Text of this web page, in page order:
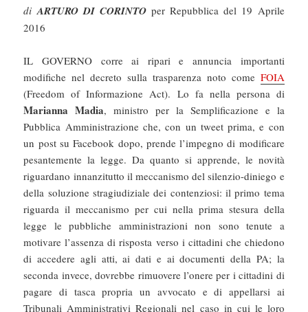
diARTURO DI CORINTOper Repubblica del 19 Aprile
2016
IL GOVERNO corre ai ripari e annuncia importanti
modifiche nel decreto sulla trasparenza noto come FOIA
(Freedom of Informazione Act). Lo fa nella persona di
Marianna Madia, ministro per la Semplificazione e la
Pubblica Amministrazione che, con un tweet prima, e con
un post su Facebook dopo, prende l’impegno di modificare
pesantemente la legge. Da quanto si apprende, le novità
riguardano innanzitutto il meccanismo del silenzio-diniego e
della soluzione stragiudiziale dei contenziosi: il primo tema
riguarda il meccanismo per cui nella prima stesura della
legge le pubbliche amministrazioni non sono tenute a
motivare l’assenza di risposta verso i cittadini che chiedono
di accedere agli atti, ai dati e ai documenti della PA; la
seconda invece, dovrebbe rimuovere l’onere per i cittadini di
pagare di tasca propria un avvocato e di appellarsi ai
Tribunali Amministrativi Regionali nel caso in cui le loro